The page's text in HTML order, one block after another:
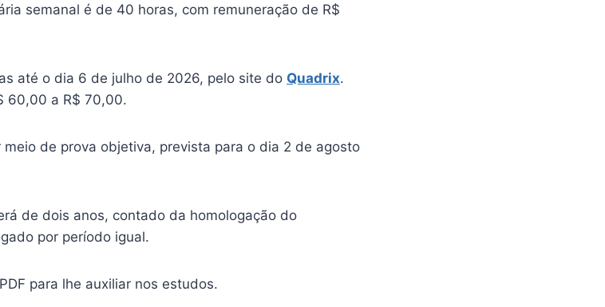
semanal é de 40 horas, com remuneração de R$
até o dia 6 de julho de 2026, pelo site do Quadrix.
60,00 a R$ 70,00.
de prova objetiva, prevista para o dia 2 de agosto
de dois anos, contado da homologação do
por período igual.
para lhe auxiliar nos estudos.